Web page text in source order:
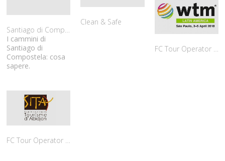
Santiago di Compostela
I cammini di
Santiago di
Compostela: cosa
sapere.
Clean & Safe
FC Tour Operator na WTM Latin America
FC Tour Operator na SITA (Abijdan - Costa do Marfim)